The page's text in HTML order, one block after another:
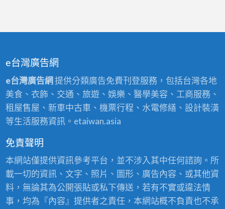
e台灣廣告網
e台灣廣告網提供分類廣告免費刊登服務，包括台灣各地
美食、衣飾、交通、旅遊、娛樂、醫學美容、工商服務、
租屋售屋、新車中古車、機票行程、水電修繕、設計裝潢
等生活服務資訊。etaiwan.asia
免責聲明
本網站僅提供資訊參考平台，並不涉入其中任何諮詢。所
載一切的資訊、文字、照片、圖形、廣告內容、或其他資
料，無論其為公開張貼或私下傳送，若有不實或違法情
事，均為『內容』提供者之責任，本網站概不負責也不承